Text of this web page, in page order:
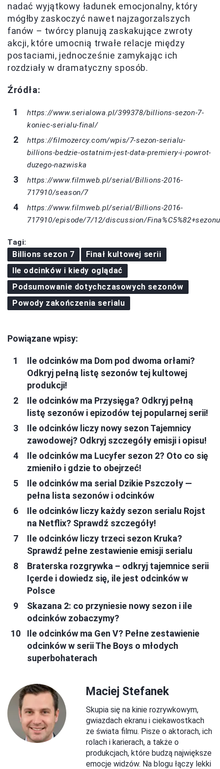
nadać wyjątkowy ładunek emocjonalny, który
mógłby zaskoczyć nawet najzagorzalszych
fanów – twórcy planują zaskakujące zwroty
akcji, które umocnią trwałe relacje między
postaciami, jednocześnie zamykając ich
rozdziały w dramatyczny sposób.
Źródła:
https://www.serialowa.pl/399378/billions-sezon-7-
koniec-serialu-final/
https://filmozercy.com/wpis/7-sezon-serialu-
billions-bedzie-ostatnim-jest-data-premiery-i-powrot-
duzego-nazwiska
https://www.filmweb.pl/serial/Billions-2016-
717910/season/7
https://www.filmweb.pl/serial/Billions-2016-
717910/episode/7/12/discussion/
Tagi:
Billions sezon 7
Finał kultowej serii
Ile odcinków i kiedy oglądać
Podsumowanie dotychczasowych sezonów
Powody zakończenia serialu
Powiązane wpisy:
Ile odcinków ma Dom pod dwoma orłami?
Odkryj pełną listę sezonów tej kultowej
produkcji!
Ile odcinków ma Przysięga? Odkryj pełną
listę sezonów i epizodów tej popularnej serii!
Ile odcinków liczy nowy sezon Tajemnicy
zawodowej? Odkryj szczegóły emisji i opisu!
Ile odcinków ma Lucyfer sezon 2? Oto co się
zmieniło i gdzie to obejrzeć!
Ile odcinków ma serial Dzikie Pszczoły —
pełna lista sezonów i odcinków
Ile odcinków liczy każdy sezon serialu Rojst
na Netflix? Sprawdź szczegóły!
Ile odcinków liczy trzeci sezon Kruka?
Sprawdź pełne zestawienie emisji serialu
Braterska rozgrywka – odkryj tajemnice serii
Içerde i dowiedz się, ile jest odcinków w
Polsce
Skazana 2: co przyniesie nowy sezon i ile
odcinków zobaczymy?
Ile odcinków ma Gen V? Pełne zestawienie
odcinków w serii The Boys o młodych
superbohaterach
Maciej Stefanek
Skupia się na kinie rozrywkowym,
gwiazdach ekranu i ciekawostkach
ze świata filmu. Pisze o aktorach, ich
rolach i karierach, a także o
produkcjach, które budzą największe
emocje widzów. Na blogu łączy lekki